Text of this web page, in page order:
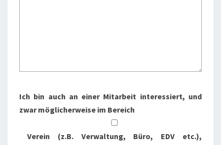
Ich bin auch an einer Mitarbeit interessiert, und
zwar möglicherweise im Bereich
Verein (z.B. Verwaltung, Büro, EDV etc.),